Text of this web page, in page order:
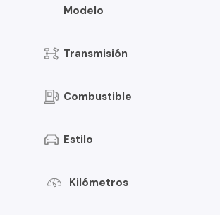
Peugeot
Volkswagen
SsangYong
Modelo
Transmisión
Combustible
Estilo
Kilómetros